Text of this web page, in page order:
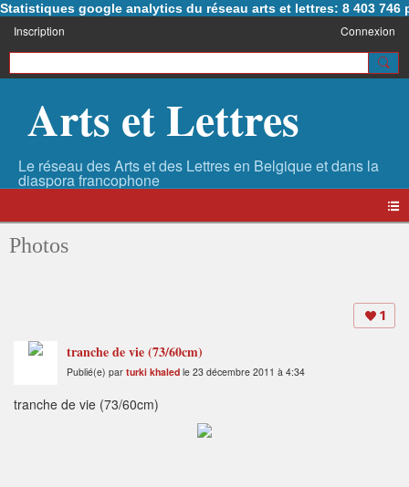
Statistiques google analytics du réseau arts et lettres: 8 403 746
Inscription Connexion
Arts et Lettres
Photos
1
tranche de vie (73/60cm)
Publié(e) par turki khaled le 23 décembre 2011 à 4:34
tranche de vie (73/60cm)